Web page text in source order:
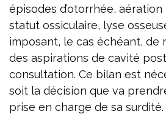
épisodes d’otorrhée, aération
statut ossiculaire, lyse
imposant, le cas échéant, de
des aspirations de cavité
consultation. Ce bilan est
soit la décision que va
prise en charge de sa surdité.